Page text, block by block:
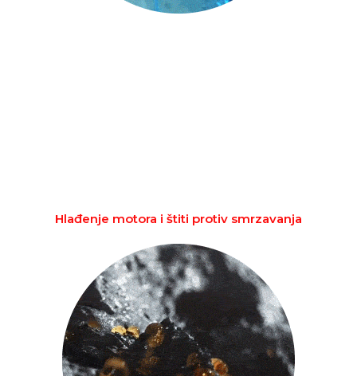
Hlađenje motora i štiti protiv smrzavanja